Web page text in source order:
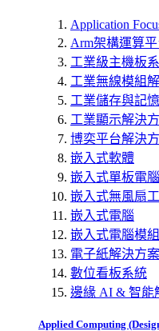
Application
Arm架構運算
工業級主機板系
工業無線模組
工業儲存與記
工業顯示解決
博奕平台解決
嵌入式軟體
嵌入式單板電腦
嵌入式無風扇
嵌入式電腦
嵌入式電腦模組
電子紙解決方案
數位看板系統
邊緣 AI & 智能
Applied Computing